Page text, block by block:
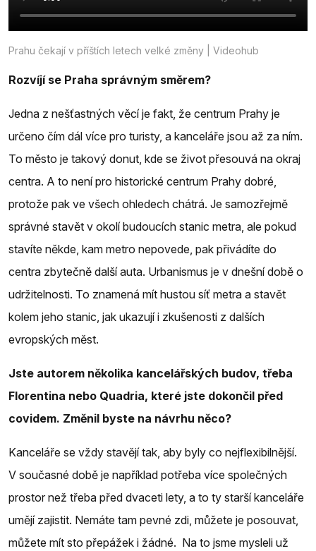
Prahu čekají v příštích letech velké změny | Videohub
Rozvíjí se Praha správným směrem?
Jedna z nešťastných věcí je fakt, že centrum Prahy je
určeno čím dál více pro turisty, a kanceláře jsou až za ním.
To město je takový donut, kde se život přesouvá na okraj
centra. A to není pro historické centrum Prahy dobré,
protože pak ve všech ohledech chátrá. Je samozřejmě
správné stavět v okolí budoucích stanic metra, ale pokud
stavíte někde, kam metro nepovede, pak přivádíte do
centra zbytečně další auta. Urbanismus je v dnešní době o
udržitelnosti. To znamená mít hustou síť metra a stavět
kolem jeho stanic, jak ukazují i zkušenosti z dalších
evropských měst.
Jste autorem několika kancelářských budov, třeba
Florentina nebo Quadria, které jste dokončil před
covidem. Změnil byste na návrhu něco?
Kanceláře se vždy stavějí tak, aby byly co nejflexibilnější.
V současné době je například potřeba více společných
prostor než třeba před dvaceti lety, a to ty starší kanceláře
umějí zajistit. Nemáte tam pevné zdi, můžete je posouvat,
můžete mít sto přepážek i žádné. Na to jsme mysleli už